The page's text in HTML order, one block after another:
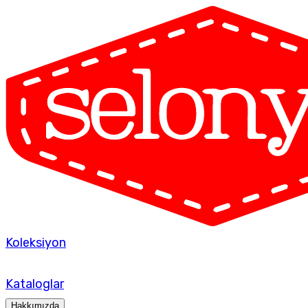
Koleksiyon
Kataloglar
Hakkımızda